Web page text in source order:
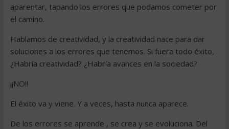
aparentar, tapando los errores que podamos cometer por
el camino.
Hablamos de creatividad, y la creatividad nace para dar
soluciones a los errores que tenemos. Si fuera todo éxito,
¿Habría creatividad? ¿Habría avances en la sociedad?
¡¡NO!!
El éxito va y viene. Y a veces, hasta nunca aparece.
De los errores se aprende , se crea y se evoluciona. Del